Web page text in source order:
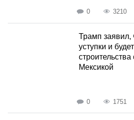
0 3210
Трамп заявил,
уступки и
Мексикой
0 1751